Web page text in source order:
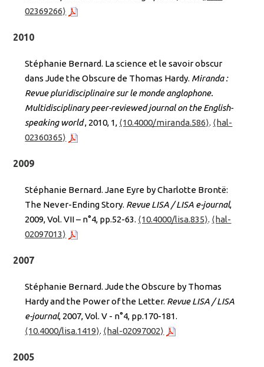
02369266⟩
2010
Stéphanie Bernard. La science et le savoir obscur
dans Jude the Obscure de Thomas Hardy. Miranda :
Revue pluridisciplinaire sur le monde anglophone.
Multidisciplinary peer-reviewed journal on the English-
speaking world, 2010, 1, ⟨10.4000/miranda.586⟩. ⟨hal-
02360365⟩
2009
Stéphanie Bernard. Jane Eyre by Charlotte Brontë:
The Never-Ending Story. Revue LISA / LISA e-journal,
2009, Vol. VII – n°4, pp.52-63. ⟨10.4000/lisa.835⟩. ⟨hal-
02097013⟩
2007
Stéphanie Bernard. Jude the Obscure by Thomas
Hardy and the Power of the Letter. Revue LISA / LISA
e-journal, 2007, Vol. V - n°4, pp.170-181.
⟨10.4000/lisa.1419⟩. ⟨hal-02097002⟩
2005